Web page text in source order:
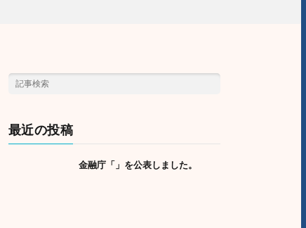
最近の投稿
金融庁「」を公表しました。